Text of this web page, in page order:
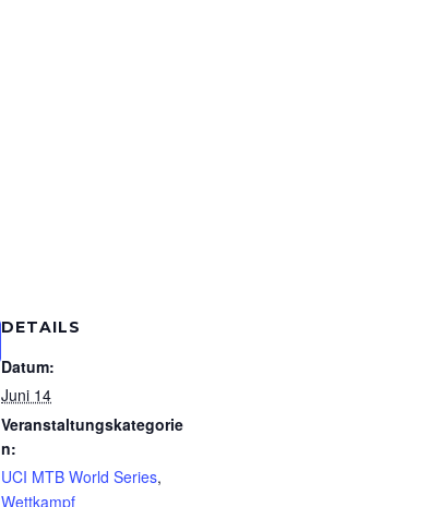
DETAILS
Datum:
Juni 14
Veranstaltungskategorie
n:
UCI MTB World Series,
Wettkampf